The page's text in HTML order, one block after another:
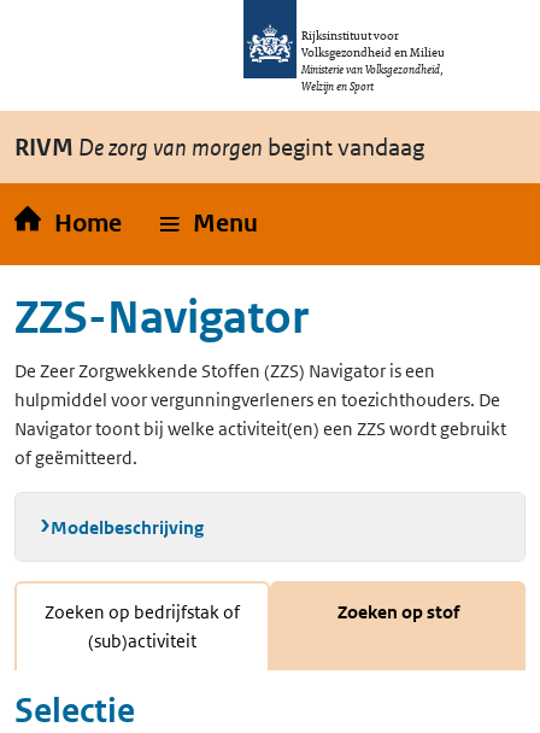
Overslaan en naar de inhoud gaan
Rijksinstituut voor
Volksgezondheid en Milieu
Ministerie van Volksgezondheid,
Welzijn en Sport
RIVM De zorg van morgen begint vandaag
Home Menu
ZZS-Navigator
De Zeer Zorgwekkende Stoffen (ZZS) Navigator is een
hulpmiddel voor vergunningverleners en toezichthouders. De
Navigator toont bij welke activiteit(en) een ZZS wordt gebruikt
of geëmitteerd.
Modelbeschrijving
Zoeken op bedrijfstak of
(sub)activiteit
Zoeken op stof
Selectie